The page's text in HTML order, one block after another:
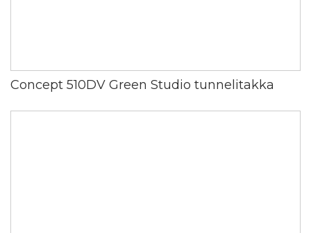
Concept 510DV Green Studio tunnelitakka